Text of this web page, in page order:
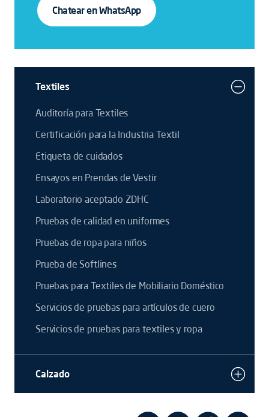
Chatear en WhatsApp
Textiles
Auditoría para Textiles
Certificación para la Industria Textil
Etiqueta de cuidados
Ensayos en Prendas de Vestir
Laboratorio aceptado ZDHC
Pruebas de calidad en uniformes
Pruebas de ropa para niños
Prueba de Softlines
Pruebas para Textiles de Mobiliario Doméstico
Servicios de pruebas para artículos de cuero
Servicios de pruebas para textiles y ropa
Calzado